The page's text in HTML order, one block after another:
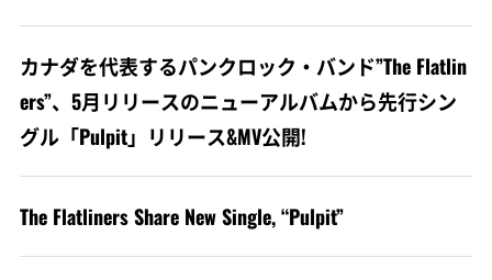
カナダを代表するパンクロック・バンド”The Flatlin
ers”、5月リリースのニューアルバムから先行シン
グル「Pulpit」リリース&MV公開!
The Flatliners Share New Single, “Pulpit”